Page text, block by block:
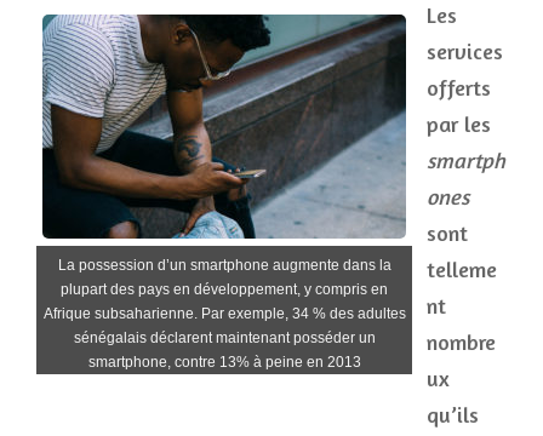
La possession d’un smartphone augmente dans la
plupart des pays en développement, y compris en
Afrique subsaharienne. Par exemple, 34 % des adultes
sénégalais déclarent maintenant posséder un
smartphone, contre 13% à peine en 2013
Les
services
offerts
par les
smartph
ones
sont
telleme
nt
nombre
ux
qu’ils